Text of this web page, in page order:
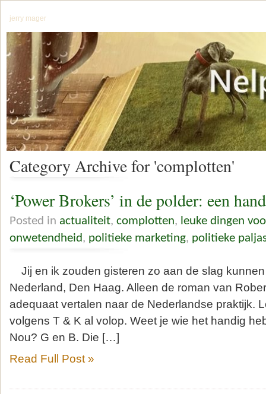
jerry mager
Category Archive for 'complotten'
‘Power Brokers’ in de polder: een
Posted in actualiteit, complotten, leuke dingen
onwetendheid, politieke marketing, politieke
Jij en ik zouden gisteren zo aan de slag
Nederland, Den Haag. Alleen de roman van
adequaat vertalen naar de Nederlandse praktijk.
volgens T & K al volop. Weet je wie het handig
Nou? G en B. Die […]
Read Full Post »